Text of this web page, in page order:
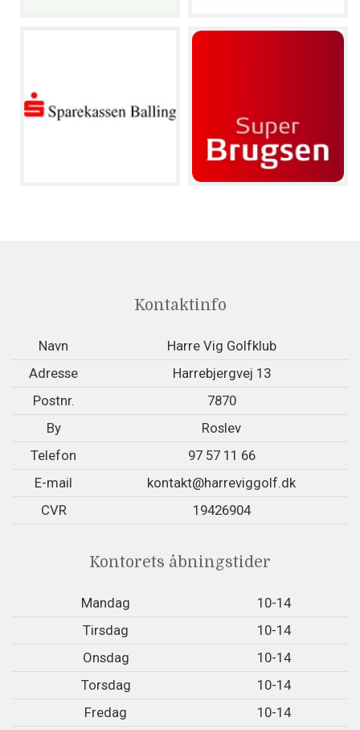
Kontaktinfo
Navn
Harre Vig Golfklub
Adresse
Harrebjergvej 13
Postnr.
7870
By
Roslev
Telefon
97 57 11 66
E-mail
kontakt@harreviggolf.dk
CVR
19426904
Kontorets åbningstider
Mandag
10-14
Tirsdag
10-14
Onsdag
10-14
Torsdag
10-14
Fredag
10-14